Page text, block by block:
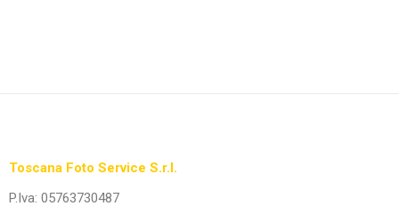
Toscana Foto Service S.r.l.
P.Iva: 05763730487